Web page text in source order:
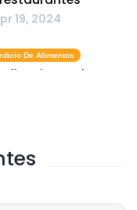
19, 2024
De Alimentos
de
De Alimentos